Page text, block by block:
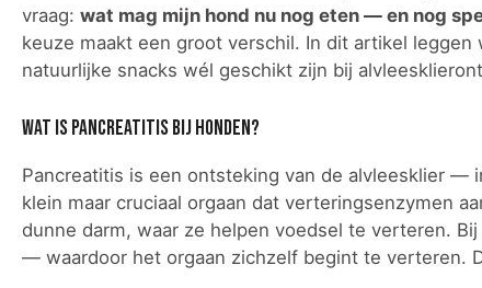
vraag: wat mag mijn hond nu nog eten — en nog
keuze maakt een groot verschil. In dit artikel
natuurlijke snacks wél geschikt zijn bij
Wat is pancreatitis bij honden?
Pancreatitis is een ontsteking van de alvleesklier —
klein maar cruciaal orgaan dat verteringsenzymen
dunne darm, waar ze helpen voedsel te verteren.
— waardoor het orgaan zichzelf begint te verteren.